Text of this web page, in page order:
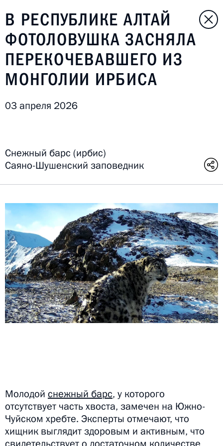
В РЕСПУБЛИКЕ АЛТАЙ
ФОТОЛОВУШКА ЗАСНЯЛА
ПЕРЕКОЧЕВАВШЕГО ИЗ
МОНГОЛИИ ИРБИСА
03 апреля 2026
Снежный барс (ирбис)
Саяно-Шушенский заповедник
Молодой снежный барс, у которого
отсутствует часть хвоста, замечен на Южно-
Чуйском хребте. Эксперты отмечают, что
хищник выглядит здоровым и активным, что